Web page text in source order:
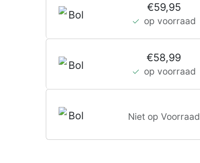
€59,95
op voorraad
€58,99
op voorraad
Niet op Voorraad